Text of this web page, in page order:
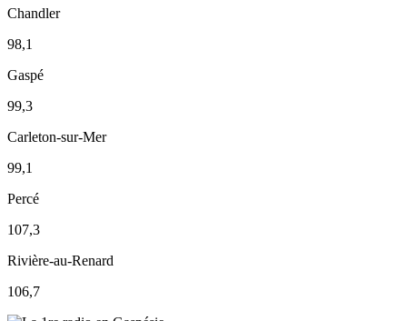
Chandler
98,1
Gaspé
99,3
Carleton-sur-Mer
99,1
Percé
107,3
Rivière-au-Renard
106,7